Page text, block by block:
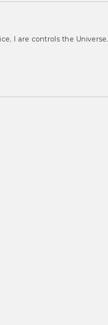
I are controls the Universe.